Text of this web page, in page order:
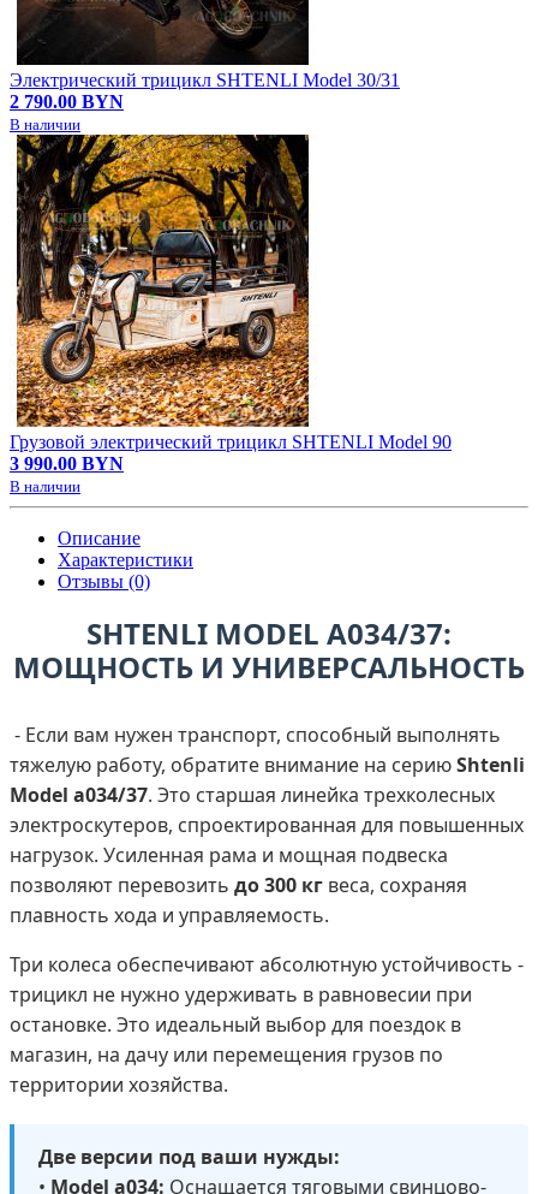
Электрический трицикл SHTENLI Model 30/31
2 790.00 BYN
В наличии
Грузовой электрический трицикл SHTENLI Model 90
3 990.00 BYN
В наличии
Описание
Характеристики
Отзывы (0)
SHTENLI MODEL А034/37:
МОЩНОСТЬ И УНИВЕРСАЛЬНОСТЬ
- Если вам нужен транспорт, способный выполнять
тяжелую работу, обратите внимание на сериюShtenli
Model а034/37. Это старшая линейка трехколесных
электроскутеров, спроектированная для повышенных
нагрузок. Усиленная рама и мощная подвеска
позволяют перевозить до 300 кг веса, сохраняя
плавность хода и управляемость.
Три колеса обеспечивают абсолютную устойчивость -
трицикл не нужно удерживать в равновесии при
остановке. Это идеальный выбор для поездок в
магазин, на дачу или перемещения грузов по
территории хозяйства.
Две версии под ваши нужды:
• Model а034: Оснащается тяговыми свинцово-